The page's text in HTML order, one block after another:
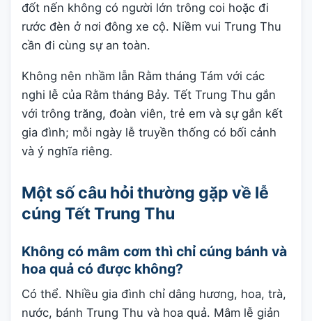
đốt nến không có người lớn trông coi hoặc đi
rước đèn ở nơi đông xe cộ. Niềm vui Trung Thu
cần đi cùng sự an toàn.
Không nên nhầm lẫn Rằm tháng Tám với các
nghi lễ của Rằm tháng Bảy. Tết Trung Thu gắn
với trông trăng, đoàn viên, trẻ em và sự gắn kết
gia đình; mỗi ngày lễ truyền thống có bối cảnh
và ý nghĩa riêng.
Một số câu hỏi thường gặp về lễ
cúng Tết Trung Thu
Không có mâm cơm thì chỉ cúng bánh và
hoa quả có được không?
Có thể. Nhiều gia đình chỉ dâng hương, hoa, trà,
nước, bánh Trung Thu và hoa quả. Mâm lễ giản